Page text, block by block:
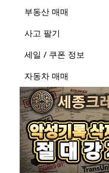
부동산 매매
사고 팔기
세일 / 쿠폰 정보
자동차 매매